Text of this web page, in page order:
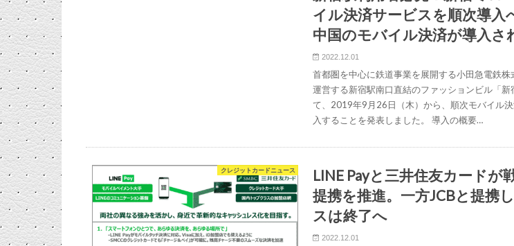
イル決済サービスを順次導入
中国のモバイル決済が導入さ
2022.12.01
首都圏を中心に鉄道事業を展開する小田急電鉄株
運営する新宿駅南口直結のファッションビル「新
て、2019年9月26日（木）から、順次モバイル
入することを発表しました。 導入の概要…
クレジットカードニュース
LINE Payと三井住友カードが
提携を推進。一方JCBと提携
スは終了へ
2022.12.01